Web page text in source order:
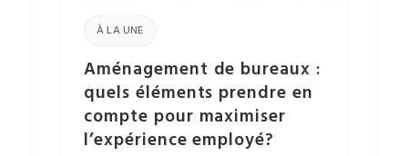
À LA UNE
Aménagement de bureaux :
quels éléments prendre en
compte pour maximiser
l’expérience employé?